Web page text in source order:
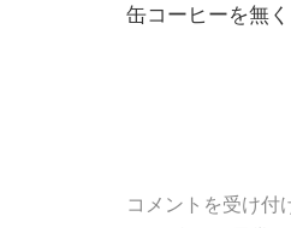
缶コーヒーを無
コメントを受け付